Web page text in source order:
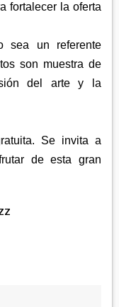
fortalecer la oferta
sea un referente
son muestra de
del arte y la
Se invita a
de esta gran